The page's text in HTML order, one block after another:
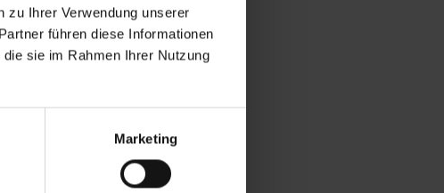
zu Ihrer Verwendung unserer
führen diese Informationen
sie im Rahmen Ihrer Nutzung
Marketing